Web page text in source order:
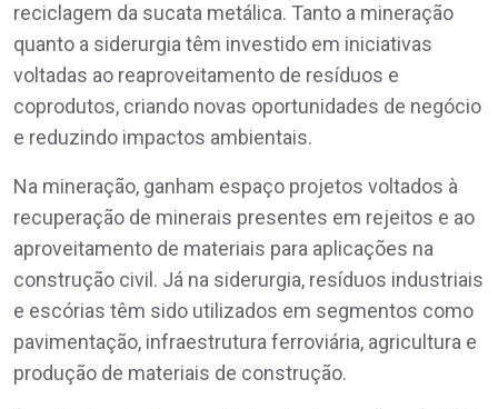
reciclagem da sucata metálica. Tanto a mineração
quanto a siderurgia têm investido em iniciativas
voltadas ao reaproveitamento de resíduos e
coprodutos, criando novas oportunidades de negócio
e reduzindo impactos ambientais.
Na mineração, ganham espaço projetos voltados à
recuperação de minerais presentes em rejeitos e ao
aproveitamento de materiais para aplicações na
construção civil. Já na siderurgia, resíduos industriais
e escórias têm sido utilizados em segmentos como
pavimentação, infraestrutura ferroviária, agricultura e
produção de materiais de construção.